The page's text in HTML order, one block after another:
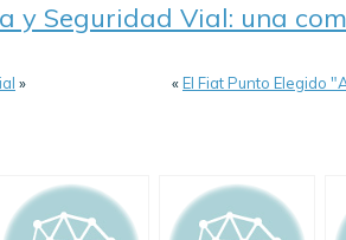
y Seguridad Vial: una
» «El Fiat Punto Elegido